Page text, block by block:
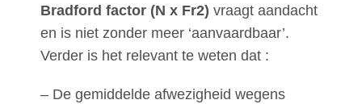
Bradford factor (N x Fr2) vraagt aandacht
en is niet zonder meer ‘aanvaardbaar’.
Verder is het relevant te weten dat :
– De gemiddelde afwezigheid wegens